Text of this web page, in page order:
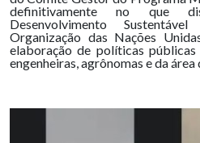
definitivamente no que
Desenvolvimento
Organização das Nações
elaboração de políticas
engenheiras, agrônomas e da área